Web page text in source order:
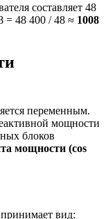
составляет 48
= 48 400 / 48 ≈ 1008
переменным.
мощности
блоков
мощности (cos
вид: